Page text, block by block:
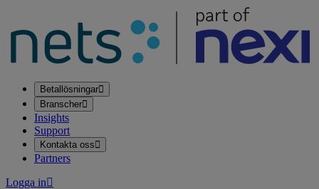
Betallösningar
Branscher
Insights
Support
Kontakta oss
Partners
Logga in